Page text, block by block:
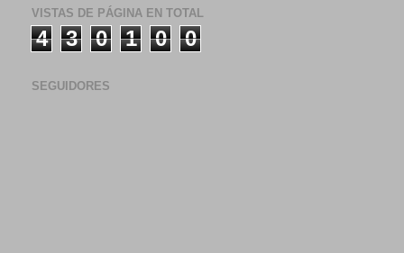
VISTAS DE PÁGINA EN TOTAL
4 3 0 1 0 0
SEGUIDORES